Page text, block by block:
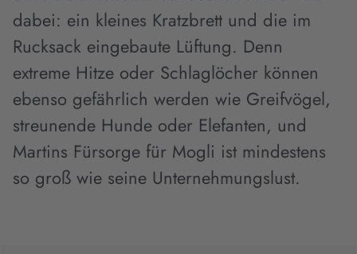
dabei: ein kleines Kratzbrett und die im
Rucksack eingebaute Lüftung. Denn
extreme Hitze oder Schlaglöcher können
ebenso gefährlich werden wie Greifvögel,
streunende Hunde oder Elefanten, und
Martins Fürsorge für Mogli ist mindestens
so groß wie seine Unternehmungslust.